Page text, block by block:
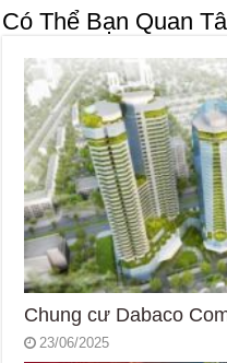
Có Thể Bạn Quan
Chung cư Dabaco
23/06/2025